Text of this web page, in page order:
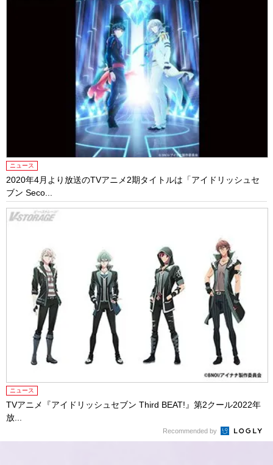
ニュース
2020年4月より放送のTVアニメ2期タイトルは「アイドリッシュセ
ブン Seco...
ニュース
TVアニメ『アイドリッシュセブン Third BEAT!』第2クール2022年
放...
Recommended by